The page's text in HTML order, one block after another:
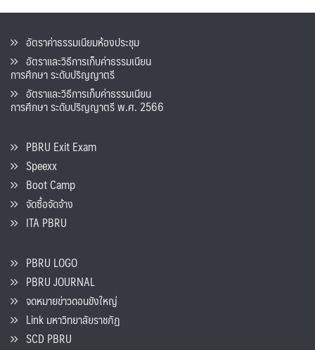
อัตราค่าธรรมเนียมห้องประชุม
อัตราและวิธีการเก็บค่าธรรมเนียน
การศึกษา ระดับปริญญาตรี
อัตราและวิธีการเก็บค่าธรรมเนียน
การศึกษา ระดับปริญญาตรี พ.ศ. 2566
PBRU Exit Exam
Speexx
Boot Camp
จัดซื้อจัดจ้าง
ITA PBRU
PBRU LOGO
PBRU JOURNAL
จดหมายข่าวดอนขังใหญ่
Link มหาวิทยาลัยราชภัฏ
SCD PBRU